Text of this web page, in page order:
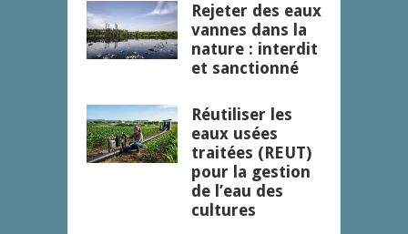
Rejeter des eaux
vannes dans la
nature : interdit
et sanctionné
Réutiliser les
eaux usées
traitées (REUT)
pour la gestion
de l’eau des
cultures